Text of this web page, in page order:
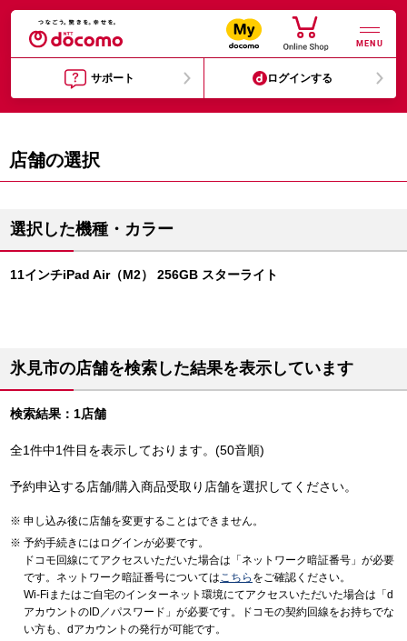
MENU
サポート ログインする
店舗の選択
選択した機種・カラー
11インチiPad Air（M2） 256GB スターライト
氷見市の店舗を検索した結果を表示しています
検索結果：1店舗
全1件中1件目を表示しております。(50音順)
予約申込する店舗/購入商品受取り店舗を選択してください。
申し込み後に店舗を変更することはできません。
予約手続きにはログインが必要です。
ドコモ回線にてアクセスいただいた場合は「ネットワーク暗証番号」が必要
です。ネットワーク暗証番号についてはこちら をご確認ください。
Wi-Fiまたはご自宅のインターネット環境にてアクセスいただいた場合は「d
アカウントのID／パスワード」が必要です。ドコモの契約回線をお持ちでな
い方も、dアカウントの発行が可能です。